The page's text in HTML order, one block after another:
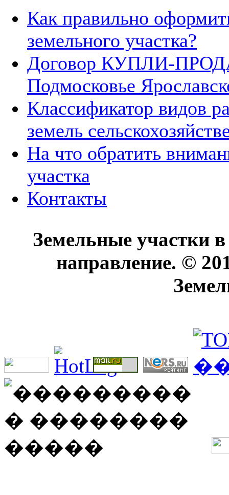
Как правильно
земельного участка?
Договор КУПЛИ-
Подмосковье
Классификатор видов
земель
На что обратить
участка
Контакты
Земельные участки
направление. ©